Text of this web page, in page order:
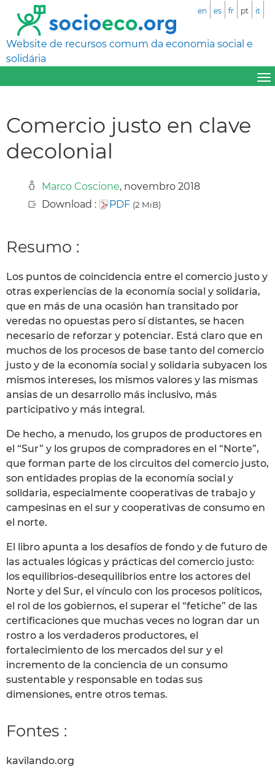
Website de recursos comum da economia social e
solidária
en es fr pt it
Comercio justo en clave
decolonial
Marco Coscione, novembro 2018
Download :
PDF (2 MiB)
Resumo :
Los puntos de coincidencia entre el comercio justo y
otras experiencias de la economía social y solidaria,
que en más de una ocasión han transitado por
veredas no opuestas pero sí distantes, se hacen
necesario de reforzar y potenciar. Está claro que en
muchos de los procesos de base tanto del comercio
justo y de la economía social y solidaria subyacen los
mismos intereses, los mismos valores y las mismas
ansias de un desarrollo más inclusivo, más
participativo y más integral.
De hecho, a menudo, los grupos de productores en
el “Sur” y los grupos de compradores en el “Norte”,
que forman parte de los circuitos del comercio justo,
son entidades propias de la economía social y
solidaria, especialmente cooperativas de trabajo y
campesinas en el sur y cooperativas de consumo en
el norte.
El libro apunta a los desafíos de fondo y de futuro de
las actuales lógicas y prácticas del comercio justo:
los equilibrios-desequilibrios entre los actores del
Norte y del Sur, el vínculo con los procesos políticos,
el rol de los gobiernos, el superar el “fetiche” de las
certificaciones que muchas veces no logran dar un
rostro a los verdaderos productores, el
fortalecimiento de los mercados del sur y el
incremento de la conciencia de un consumo
sustentable y responsable en todas sus
dimensiones, entre otros temas.
Fontes :
kavilando.org